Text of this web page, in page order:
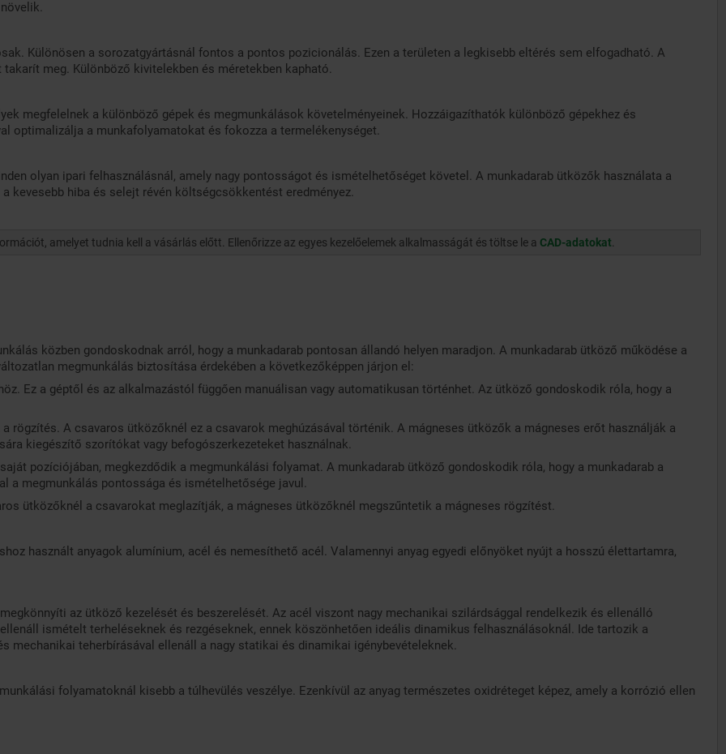
Különösen a sorozatgyártásnál fontos a pontos pozicionálás. Ezen a területen a legkisebb eltérés sem elfogadható. A
meg. Különböző kivitelekben és méretekben kapható.
megfelelnek a különböző gépek és megmunkálások követelményeinek. Hozzáigazíthatók különböző gépekhez és
optimalizálja a munkafolyamatokat és fokozza a termelékenységet.
olyan ipari felhasználásnál, amely nagy pontosságot és ismételhetőséget követel. A munkadarab ütközők használata a
kevesebb hiba és selejt révén költségcsökkentést eredményez.
amelyet tudnia kell a vásárlás előtt. Ellenőrizze az egyes kezelőelemek alkalmasságát és töltse le a CAD-adatokat
közben gondoskodnak arról, hogy a munkadarab pontosan állandó helyen maradjon. A munkadarab ütköző működése a
megmunkálás biztosítása érdekében a következőképpen járjon el:
Ez a géptől és az alkalmazástól függően manuálisan vagy automatikusan történhet. Az ütköző gondoskodik róla, hogy a
rögzítés. A csavaros ütközőknél ez a csavarok meghúzásával történik. A mágneses ütközők a mágneses erőt használják a
kiegészítő szorítókat vagy befogószerkezeteket használnak.
pozíciójában, megkezdődik a megmunkálási folyamat. A munkadarab ütköző gondoskodik róla, hogy a munkadarab a
a megmunkálás pontossága és ismételhetősége javul.
ütközőknél a csavarokat meglazítják, a mágneses ütközőknél megszűntetik a mágneses rögzítést.
használt anyagok alumínium, acél és nemesíthető acél. Valamennyi anyag egyedi előnyöket nyújt a hosszú élettartamra,
az ütköző kezelését és beszerelését. Az acél viszont nagy mechanikai szilárdsággal rendelkezik és ellenálló
ismételt terheléseknek és rezgéseknek, ennek köszönhetően ideális dinamikus felhasználásoknál. Ide tartozik a
mechanikai teherbírásával ellenáll a nagy statikai és dinamikai igénybevételeknek.
folyamatoknál kisebb a túlhevülés veszélye. Ezenkívül az anyag természetes oxidréteget képez, amely a korrózió ellen